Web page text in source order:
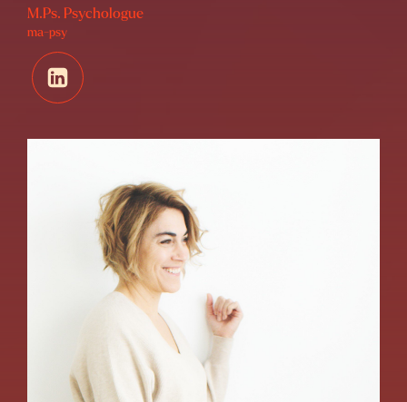
M.Ps. Psychologue
ma-psy